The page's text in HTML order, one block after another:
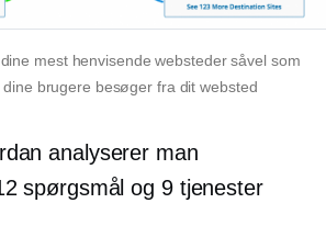
mest henvisende websteder såvel som
brugere besøger fra dit websted
analyserer man
spørgsmål og 9 tjenester